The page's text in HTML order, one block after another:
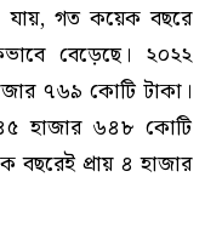
যায়, গত কয়েক বছরে
বেড়েছে। ২০২২
৭৬৯ কোটি টাকা।
হাজার ৬৪৮ কোটি
প্রায় ৪ হাজার